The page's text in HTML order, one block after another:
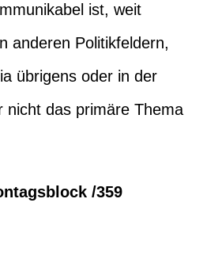
ist, weit
anderen Politikfeldern,
übrigens oder in der
nicht das primäre Thema
/359